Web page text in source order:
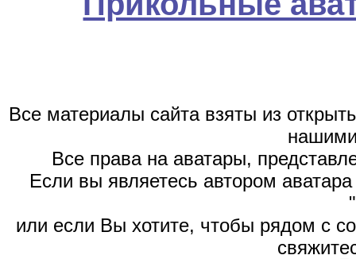
Все материалы сайта взяты из
Все права на аватары,
Если вы являетесь автором
или если Вы хотите, чтобы рядом с